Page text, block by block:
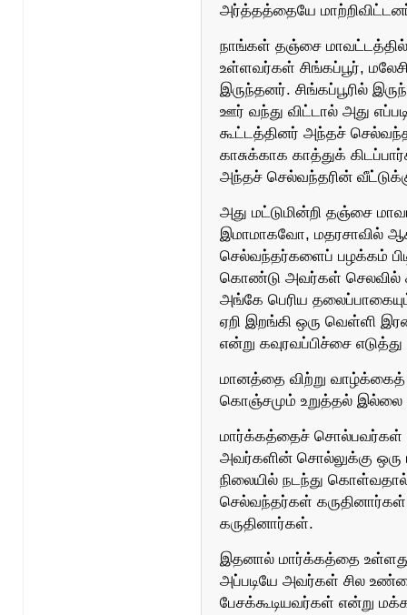
அர்த்தத்தையே
நாங்கள் தஞ்சை
உள்ளவர்கள் சிங்கப்பூர்,
இருந்தனர். சிங்கப்பூரில்
ஊர் வந்து விட்டால் அது
கூட்டத்தினர் அந்தச்
காசுக்காக காத்துக்
அந்தச் செல்வந்தரின்
அது மட்டுமின்றி தஞ்சை
இமாமாகவோ, மதரசாவில்
செல்வந்தர்களைப் பழக்கம்
கொண்டு அவர்கள் செலவில்
அங்கே பெரிய
ஏறி இறங்கி ஒரு வெள்ளி
என்று கவுரவப்பிச்சை
மானத்தை விற்று
கொஞ்சமும் உறுத்தல்
மார்க்கத்தைச் சொல்பவர்கள்
அவர்களின் சொல்லுக்கு ஒரு
நிலையில் நடந்து
செல்வந்தர்கள்
கருதினார்கள்.
இதனால் மார்க்கத்தை
அப்படியே அவர்கள் சில
பேசக்கூடியவர்கள் என்று